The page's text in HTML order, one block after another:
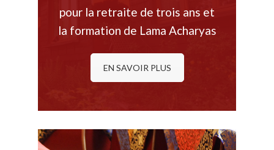
pour la retraite de trois ans et
la formation de Lama Acharyas
EN SAVOIR PLUS